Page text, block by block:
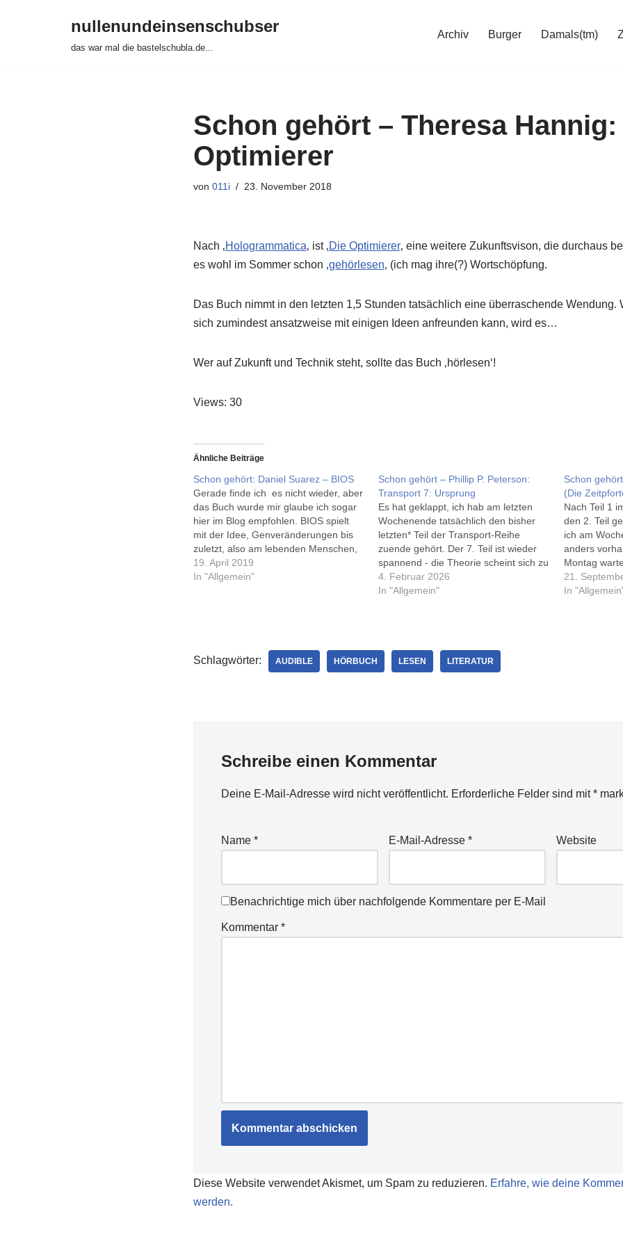
nullenundeinsenschubser
das war mal die bastelschubla.de...
Archiv Burger Damals(tm)
Schon gehört – Theresa Hannig:
Optimierer
von 011i 23. November 2018
Nach ‚Hologrammatica‚ ist ‚Die Optimierer‚ eine weitere Zukunftsvison, die durchaus
es wohl im Sommer schon ‚gehörlesen‚ (ich mag ihre(?) Wortschöpfung.
Das Buch nimmt in den letzten 1,5 Stunden tatsächlich eine überraschende Wendung.
sich zumindest ansatzweise mit einigen Ideen anfreunden kann, wird es…
Wer auf Zukunft und Technik steht, sollte das Buch ‚hörlesen‘!
Views: 30
Ähnliche Beiträge
Schon gehört: Daniel Suarez – BIOS
Gerade finde ich es nicht wieder, aber
das Buch wurde mir glaube ich sogar
hier im Blog empfohlen. BIOS spielt
mit der Idee, Genveränderungen bis
zuletzt, also am lebenden Menschen,
durchführen zu können. Erzählt in
einer an sich spannenden Zukunft,
19. April 2019
In "Allgemein"
Schon gehört – Phillip P. Peterson:
Transport 7: Ursprung
Es hat geklappt, ich hab am letzten
Wochenende tatsächlich den bisher
letzten* Teil der Transport-Reihe
zuende gehört. Der 7. Teil ist wieder
spannend - die Theorie scheint sich zu
bewahrheiten. Das Ende ist fine ich
wirklich spannend und schlau, hoffen
4. Februar 2026
In "Allgemein"
Schon
(Die
Nach Teil 1
den 2. Teil
ich am
anders
Montag
mein
den 3. Teil
21.
In
Schlagwörter: AUDIBLE HÖRBUCH LESEN LITERATUR
Schreibe einen Kommentar
Deine E-Mail-Adresse wird nicht veröffentlicht. Erforderliche Felder sind mit*
Name * E-Mail-Adresse * Website
Benachrichtige mich über nachfolgende Kommentare per E-Mail
Kommentar *
Diese Website verwendet Akismet, um Spam zu reduzieren. Erfahre, wie deine
werden.